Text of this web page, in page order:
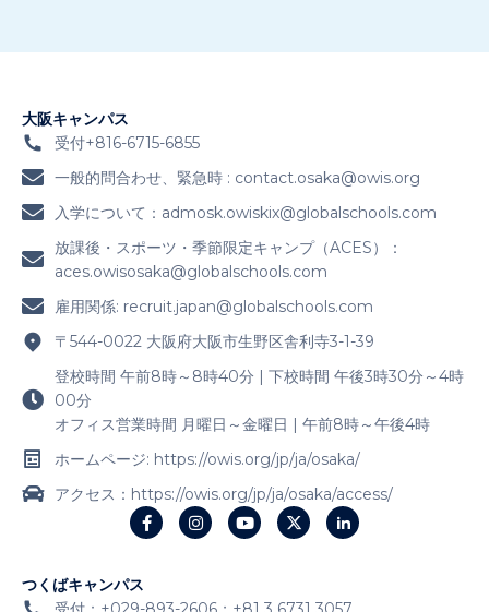
大阪キャンパス
受付+816-6715-6855
一般的問合わせ、緊急時 : contact.osaka@owis.org
入学について： admosk.owiskix@globalschools.com
放課後・スポーツ・季節限定キャンプ（ACES）：
aces.owisosaka@globalschools.com
雇用関係: recruit.japan@globalschools.com
〒544-0022 大阪府大阪市生野区舎利寺3-1-39
登校時間 午前8時～8時40分 | 下校時間 午後3時30分～4時
00分
オフィス営業時間 月曜日～金曜日 | 午前8時～午後4時
ホームページ: https://owis.org/jp/ja/osaka/
アクセス：https://owis.org/jp/ja/osaka/access/
つくばキャンパス